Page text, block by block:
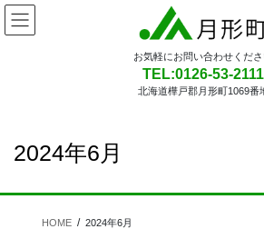
コ
ン
ナ
ビ
お気軽にお問い合わせくだ
TEL:0126-53-2111
北海道樺戸郡月形町1069番
2024年6月
HOME 2024年6月